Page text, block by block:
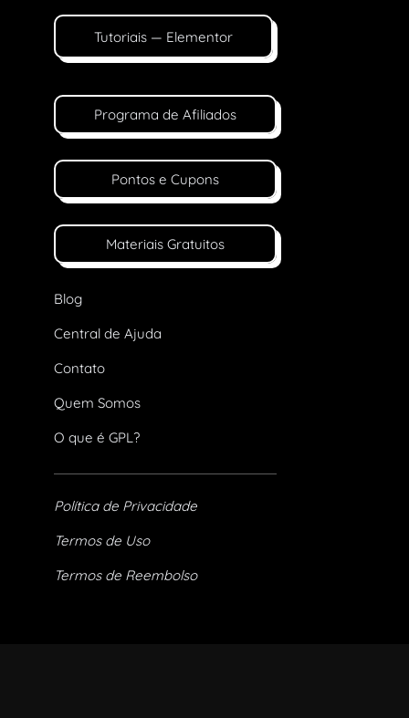
Tutoriais — Elementor
Programa de Afiliados
Pontos e Cupons
Materiais Gratuitos
Blog
Central de Ajuda
Contato
Quem Somos
O que é GPL?
Política de Privacidade
Termos de Uso
Termos de Reembolso